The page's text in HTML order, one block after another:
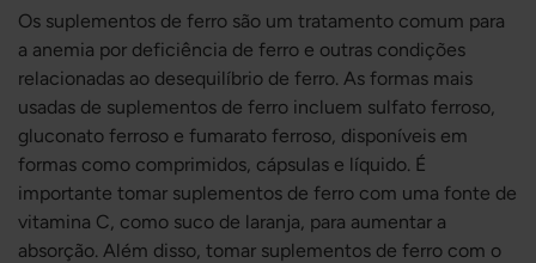
Os suplementos de ferro são um tratamento comum para
a anemia por deficiência de ferro e outras condições
relacionadas ao desequilíbrio de ferro. As formas mais
usadas de suplementos de ferro incluem sulfato ferroso,
gluconato ferroso e fumarato ferroso, disponíveis em
formas como comprimidos, cápsulas e líquido. É
importante tomar suplementos de ferro com uma fonte de
vitamina C, como suco de laranja, para aumentar a
absorção. Além disso, tomar suplementos de ferro com o